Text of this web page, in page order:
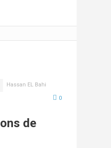
Hassan EL Bahi
0
de